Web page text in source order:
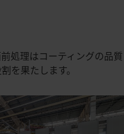
処理はコーティングの品質
を果たします。